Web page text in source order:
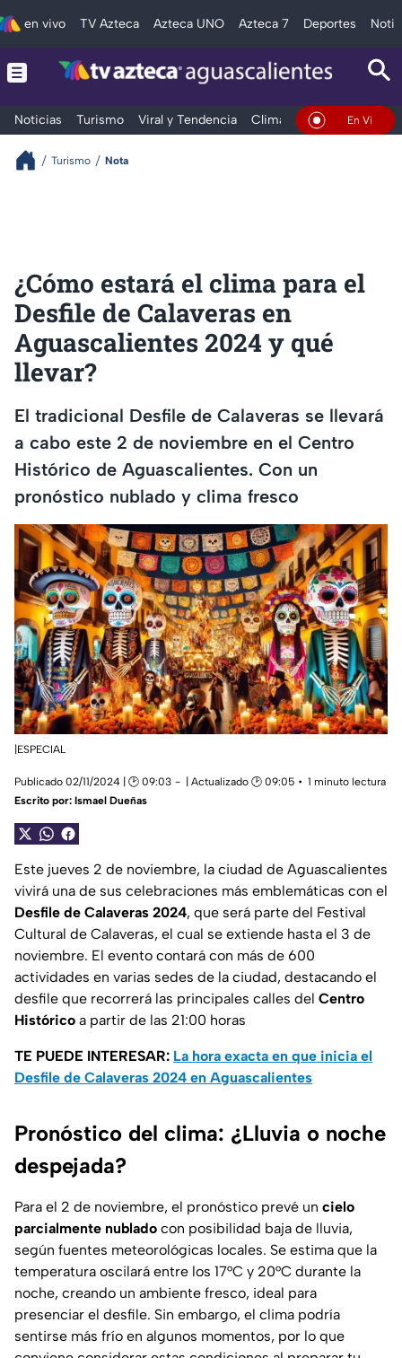
en vivo TV Azteca Azteca UNO Azteca 7 Deportes
Noticias Turismo Viral y Tendencia Clima DeportesEn Vivo
Turismo Nota
¿Cómo estará el clima para el
Desfile de Calaveras en
Aguascalientes 2024 y qué
llevar?
El tradicional Desfile de Calaveras se llevará
a cabo este 2 de noviembre en el Centro
Histórico de Aguascalientes. Con un
pronóstico nublado y clima fresco
|ESPECIAL
Publicado 02/11/2024 | 🕑 09:03 | Actualizado 🕑 09:05
1 minuto lectura
Escrito por: Ismael Dueñas
Este jueves 2 de noviembre, la ciudad de Aguascalientes
vivirá una de sus celebraciones más emblemáticas con el
Desfile de Calaveras 2024, que será parte del Festival
Cultural de Calaveras, el cual se extiende hasta el 3 de
noviembre. El evento contará con más de 600
actividades en varias sedes de la ciudad, destacando el
desfile que recorrerá las principales calles del Centro
Histórico a partir de las 21:00 horas
TE PUEDE INTERESAR: La hora exacta en que inicia el
Desfile de Calaveras 2024 en Aguascalientes
Pronóstico del clima: ¿Lluvia o noche
despejada?
Para el 2 de noviembre, el pronóstico prevé un cielo
parcialmente nublado con posibilidad baja de lluvia,
según fuentes meteorológicas locales. Se estima que la
temperatura oscilará entre los 17°C y 20°C durante la
noche, creando un ambiente fresco, ideal para
presenciar el desfile. Sin embargo, el clima podría
sentirse más frío en algunos momentos, por lo que